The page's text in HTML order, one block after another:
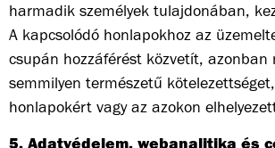
harmadik személyek tulajdonában,
A kapcsolódó honlapokhoz az
csupán hozzáférést közvetít, azonban
semmilyen természetű
honlapokért vagy az azokon